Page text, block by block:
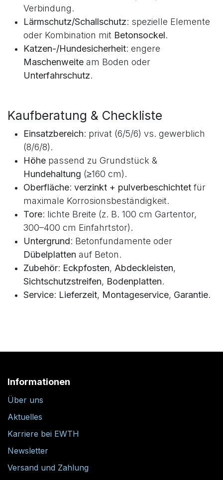
Verbindung.
Lärmschutz/Schallschutz: spezielle Elemente
oder Kombination mit Betonsockel.
Katzen-/Hundesicherheit: engere
Maschenweite am Boden oder
Unterfahrschutz.
Kaufberatung & Checkliste
Einsatzbereich: privat (6/5/6) vs. gewerblich
(8/6/8).
Höhe passend zu Grundstück &
Hundehaltung (≥160 cm).
Oberfläche: verzinkt + pulverbeschichtetfür
maximale Korrosionsbeständigkeit.
Tore: lichte Breite (z. B. 100 cm Gartentor,
300–400 cm Einfahrtstor).
Untergrund: Betonfundamente oder
Dübelplatten auf Beton.
Zubehör: Eckpfosten, Abdeckleisten,
Sichtschutzstreifen, Bodenplatten.
Service: Lieferzeit, Montageservice, Garantie.
Informationen
Über uns
Aktuelles
Karriere bei EWTH
Newsletter
Versand und Zahlung